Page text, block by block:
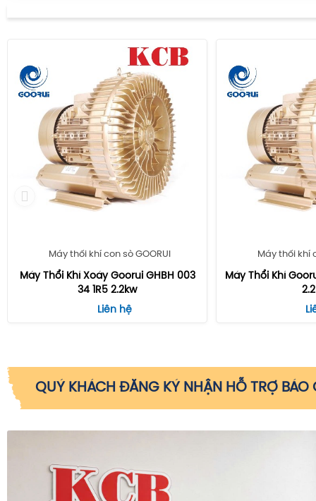
Máy thổi khí con sò GOORUI
Máy Thổi Khí Xoáy Goorui GHBH 003
34 1R5 2.2kw
Liên hệ
Máy thổi khí
Máy Thổi Khí
QUÝ KHÁCH ĐĂNG KÝ NHẬN HỖ TRỢ BÁO